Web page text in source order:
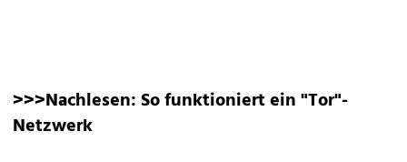
>>>Nachlesen:So funktioniert ein "Tor"-
Netzwerk